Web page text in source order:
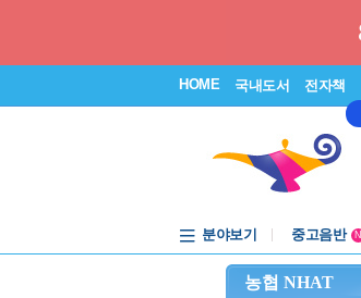
HOME 국내도서 전자책
분야보기
중고음반
1천원부터
중고음반
N
농협 NHAT